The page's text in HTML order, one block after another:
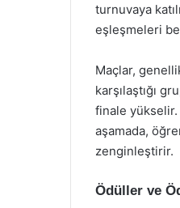
turnuvaya
eşleşmeleri
Maçlar,
karşılaştığı
finale yükselir.
aşamada,
zenginleştirir.
Ödüller ve